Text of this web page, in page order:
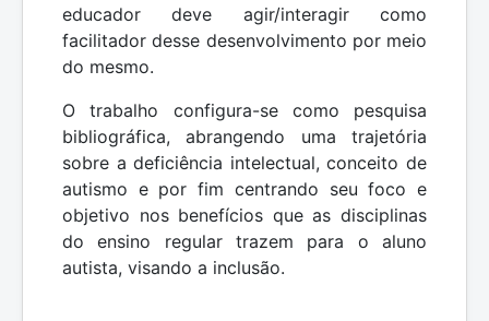
educador deve agir/interagir como
facilitador desse desenvolvimento por meio
do mesmo.
O trabalho configura-se como pesquisa
bibliográfica, abrangendo uma trajetória
sobre a deficiência intelectual, conceito de
autismo e por fim centrando seu foco e
objetivo nos benefícios que as disciplinas
do ensino regular trazem para o aluno
autista, visando a inclusão.